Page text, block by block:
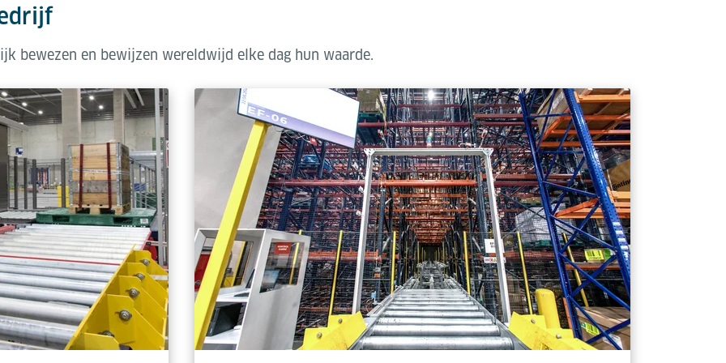
in drie verschillende afmetingen (1.000 - 1.700 mm), geselecteerd op basis van de specifieke
bewezen en bewijzen wereldwijd elke dag hun waarde.